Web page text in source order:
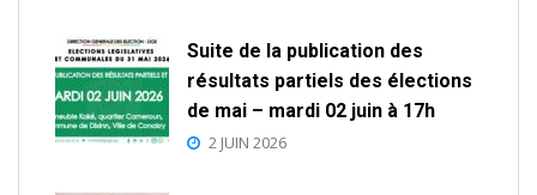
Suite de la publication des
résultats partiels des élections
de mai – mardi 02 juin à 17h
2 JUIN 2026